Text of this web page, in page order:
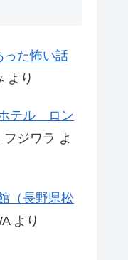
った怖い話
より
テル ロン
フジワラ よ
（長野県松
より